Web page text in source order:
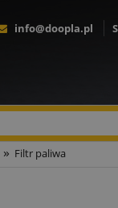
info@doopla.pl
» Filtr paliwa